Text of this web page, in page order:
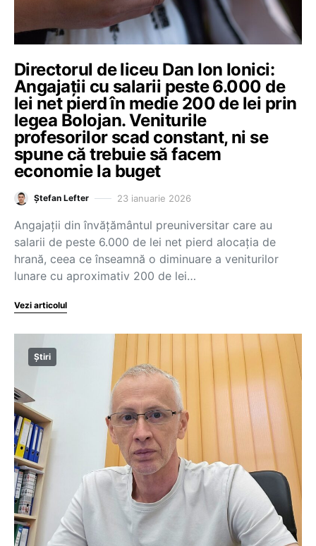
Directorul de liceu Dan Ion Ionici:
Angajații cu salarii peste 6.000 de
lei net pierd în medie 200 de lei prin
legea Bolojan. Veniturile
profesorilor scad constant, ni se
spune că trebuie să facem
economie la buget
Ștefan Lefter 23 ianuarie 2026
Angajații din învățământul preuniversitar care au
salarii de peste 6.000 de lei net pierd alocația de
hrană, ceea ce înseamnă o diminuare a veniturilor
lunare cu aproximativ 200 de lei…
Vezi articolul
Știri